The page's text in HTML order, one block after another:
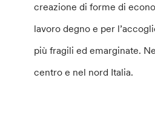
creazione di forme di
lavoro degno e per
più fragili ed emarginate.
centro e nel nord Italia.